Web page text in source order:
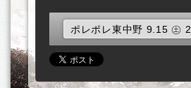
ポレポレ東中野 9.15 ㊏